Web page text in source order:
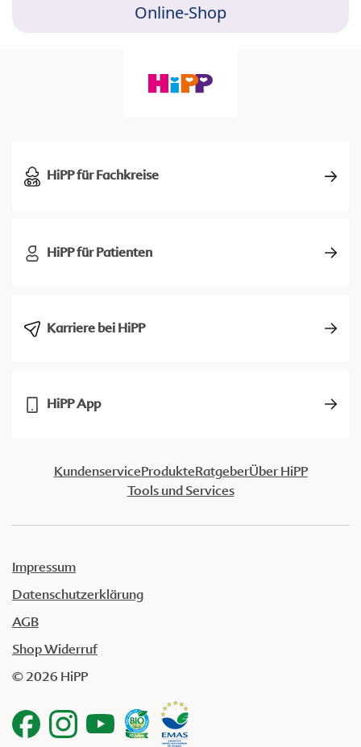
Online-Shop
HiPP für Fachkreise
HiPP für Patienten
Karriere bei HiPP
HiPP App
KundenserviceProdukteRatgeberÜber HiPP
Tools und Services
Impressum
Datenschutzerklärung
AGB
Shop Widerruf
© 2026 HiPP